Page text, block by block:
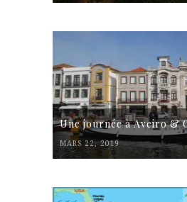
Une journée à Aveiro &
MARS 22, 2019